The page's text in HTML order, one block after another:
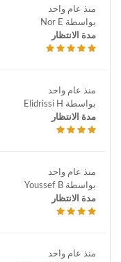
منذ عام واحد
بواسطة Nor E
مدة الانتظار
منذ عام واحد
بواسطة Elidrissi H
مدة الانتظار
منذ عام واحد
بواسطة Youssef B
مدة الانتظار
منذ عام واحد